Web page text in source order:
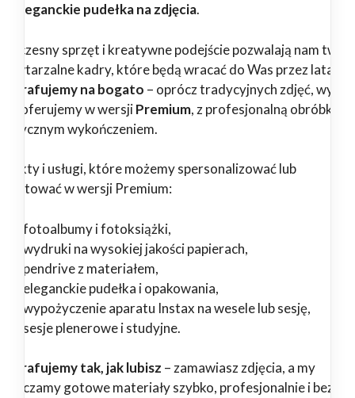
eleganckie pudełka na zdjęcia.
sprzęt i kreatywne podejście pozwalają nam
kadry, które będą wracać do Was przez lata.
na bogato – oprócz tradycyjnych zdjęć,
oferujemy w wersjiPremium, z profesjonalną obróbką i
wykończeniem.
i usługi, które możemy spersonalizować lub
w wersji Premium:
fotoalbumy i fotoksiążki,
wydruki na wysokiej jakości papierach,
pendrive z materiałem,
eleganckie pudełka i opakowania,
wypożyczenie aparatu Instax na wesele lub sesję,
sesje plenerowe i studyjne.
tak, jak lubisz – zamawiasz zdjęcia, a my
gotowe materiały szybko, profesjonalnie i bez